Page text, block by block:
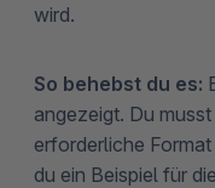
wird.
So behebst du es:
angezeigt. Du
erforderliche
du ein Beispiel für